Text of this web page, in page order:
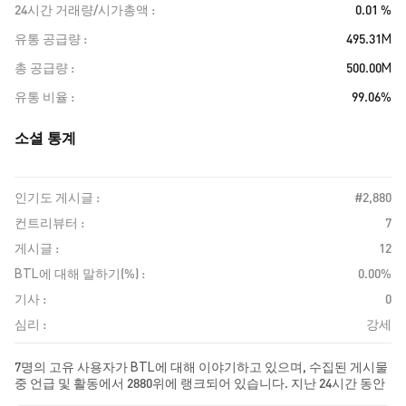
24시간 거래량/시가총액
0.01 %
유통 공급량
495.31M
총 공급량
500.00M
유통 비율
99.06%
소셜 통계
인기도 게시글 :
#2,880
컨트리뷰터 :
7
게시글 :
12
BTL에 대해 말하기(%) :
0.00%
기사 :
0
심리 :
강세
7명의 고유 사용자가 BTL에 대해 이야기하고 있으며, 수집된 게시물
중 언급 및 활동에서 2880위에 랭크되어 있습니다. 지난 24시간 동안